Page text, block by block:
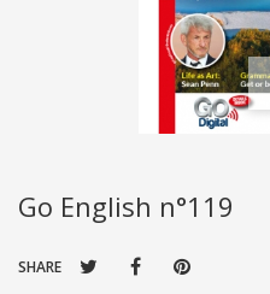
Go English n°119
SHARE